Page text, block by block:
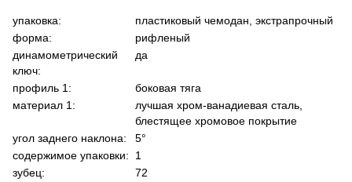
упаковка:
пластиковый чемодан, экстрапрочный
форма:
рифленый
динамометрический
ключ:
да
профиль 1:
боковая тяга
материал 1:
лучшая хром-ванадиевая сталь,
блестящее хромовое покрытие
угол заднего наклона:
5°
содержимое упаковки:
1
зубец:
72